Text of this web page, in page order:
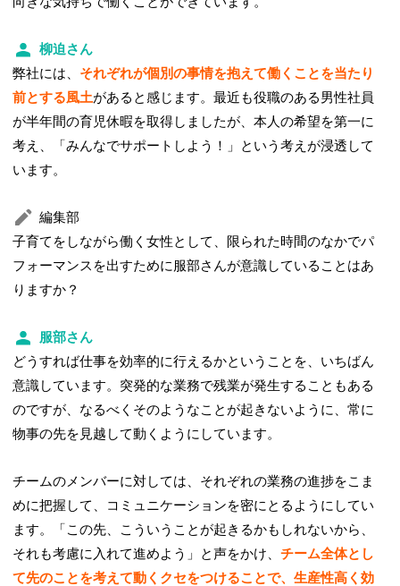
柳迫さん
弊社には、 それぞれが個別の事情を抱えて働くことを当たり
前とする風土があると感じます。最近も役職のある男性社員
が半年間の育児休暇を取得しましたが、本人の希望を第一に
考え、「みんなでサポートしよう！」という考えが浸透して
います。
編集部
子育てをしながら働く女性として、限られた時間のなかでパ
フォーマンスを出すために服部さんが意識していることはあ
りますか？
服部さん
どうすれば仕事を効率的に行えるかということを、いちばん
意識しています。突発的な業務で残業が発生することもある
のですが、なるべくそのようなことが起きないように、常に
物事の先を見越して動くようにしています。
チームのメンバーに対しては、それぞれの業務の進捗をこま
めに把握して、コミュニケーションを密にとるようにしてい
ます。「この先、こういうことが起きるかもしれないから、
それも考慮に入れて進めよう」と声をかけ、チーム全体とし
て先のことを考えて動くクセをつけることで、生産性高く効